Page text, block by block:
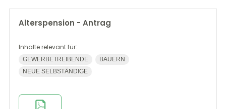
Alterspension - Antrag
Inhalte relevant für:
GEWERBETREIBENDE
BAUERN
NEUE SELBSTÄNDIGE